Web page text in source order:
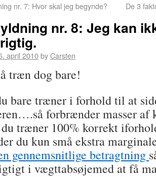
nr. 7: Hvor skal jeg begynde? De 3
nr. 8: Jeg kan
april 2010byCarsten
træn dog bare!
bare træner i forhold til at
forbrænder masser af
du træner 100% korrekt
du kun små ekstra
gennemsnitlige betragtning
i vægttabsøjemed at få